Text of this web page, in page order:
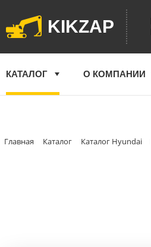
KIKZAP
КАТАЛОГ О КОМПАНИИ
Главная Каталог Каталог Hyundai